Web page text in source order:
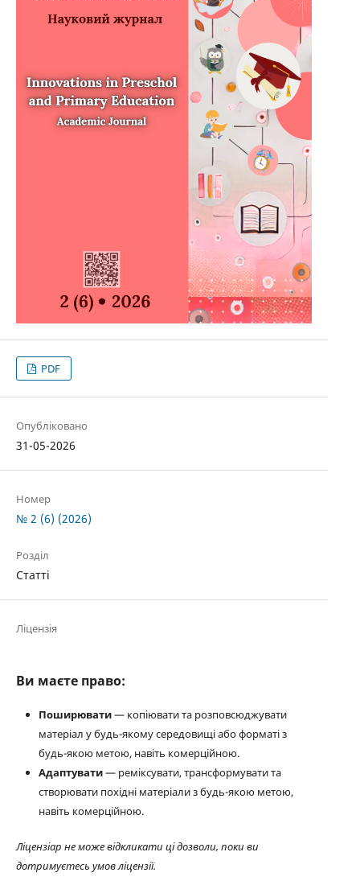
PDF
Опубліковано
31-05-2026
Номер
№ 2 (6) (2026)
Розділ
Статті
Ліцензія
Ви маєте право:
Поширювати— копіювати та розповсюджувати
матеріал у будь-якому середовищі або форматі з
будь-якою метою, навіть комерційною.
Адаптувати— реміксувати, трансформувати та
створювати похідні матеріали з будь-якою метою,
навіть комерційною.
Ліцензіар не може відкликати ці дозволи, поки ви
дотримуєтесь умов ліцензії.